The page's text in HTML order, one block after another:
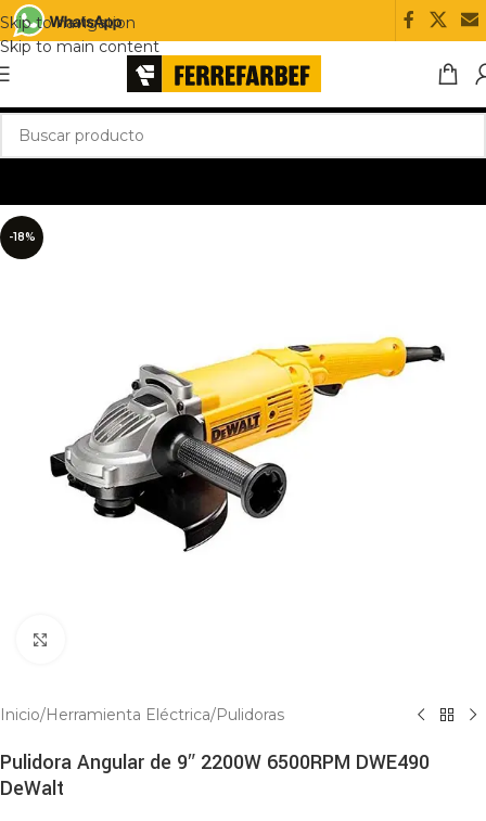
Skip to navigation
Skip to main content
-18%
Inicio/Herramienta Eléctrica/Pulidoras
Pulidora Angular de 9″ 2200W 6500RPM DWE490
DeWalt